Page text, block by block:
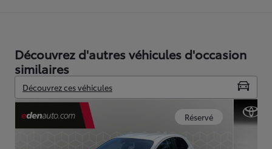
Découvrez d'autres véhicules d'occasion
similaires
Découvrez ces véhicules
Réservé